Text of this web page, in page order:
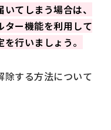
てしまう場合は、
ター機能を利用して
行いましょう。
除する方法について